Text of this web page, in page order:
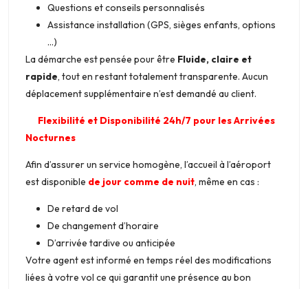
Questions et conseils personnalisés
Assistance installation (GPS, sièges enfants, options
…)
La démarche est pensée pour être Fluide, claire et
rapide, tout en restant totalement transparente. Aucun
déplacement supplémentaire n’est demandé au client.
Flexibilité et Disponibilité 24h/7 pour les Arrivées
Nocturnes
Afin d’assurer un service homogène, l’accueil à l’aéroport
est disponible de jour comme de nuit, même en cas :
De retard de vol
De changement d’horaire
D’arrivée tardive ou anticipée
Votre agent est informé en temps réel des modifications
liées à votre vol ce qui garantit une présence au bon